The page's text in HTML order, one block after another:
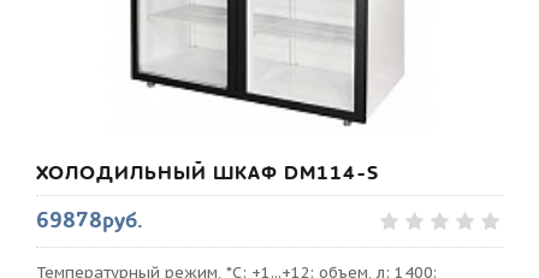
ХОЛОДИЛЬНЫЙ ШКАФ DM114-S
69878руб.
Температурный режим, *С: +1...+12; объем, л: 1400;